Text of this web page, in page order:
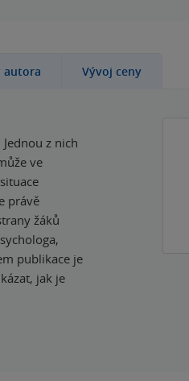
autora Vývoj ceny
z nich
ve
právě
žáků
publikace je
jak je